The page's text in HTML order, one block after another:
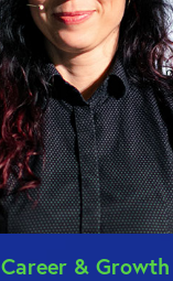
Career & Growth